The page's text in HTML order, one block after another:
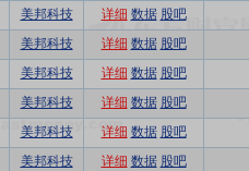
美邦科技 详细 数据 股吧
美邦科技 详细 数据 股吧
美邦科技 详细 数据 股吧
美邦科技 详细 数据 股吧
美邦科技 详细 数据 股吧
美邦科技 详细 数据 股吧